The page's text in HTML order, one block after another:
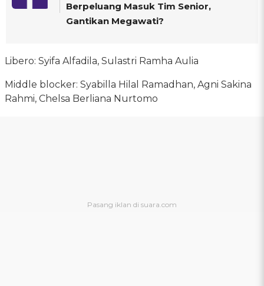
Berpeluang Masuk Tim Senior,
Gantikan Megawati?
Libero: Syifa Alfadila, Sulastri Ramha Aulia
Middle blocker: Syabilla Hilal Ramadhan, Agni Sakina
Rahmi, Chelsa Berliana Nurtomo